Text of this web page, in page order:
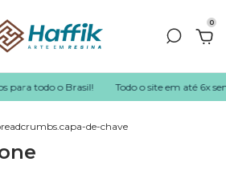
0
o Brasil! Todo o site em até 6x sem juros no
de-chave